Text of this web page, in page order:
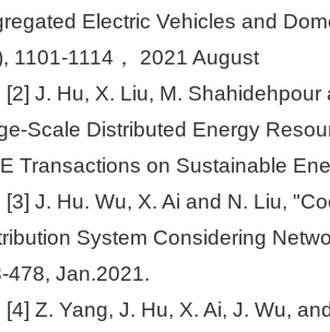
Electric Vehicles and
1101-1114， 2021 August
[2] J. Hu, X. Liu, M.
Scale Distributed Energy
Transactions on Sustainable
[3] J. Hu. Wu, X. Ai and N. Liu,
System Considering
478, Jan.2021.
[4] Z. Yang, J. Hu, X. Ai, J. Wu,